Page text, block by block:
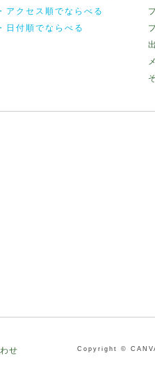
・アクセス順でならべる
・日付順でならべる
せ Copyright ©